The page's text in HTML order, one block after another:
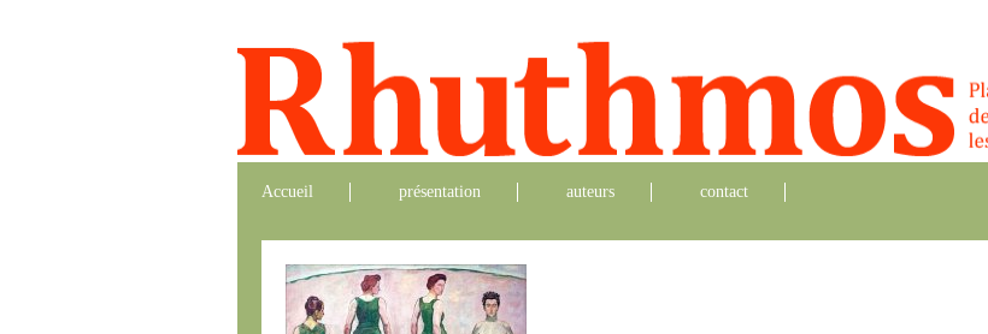
Accueil présentation auteurs contact